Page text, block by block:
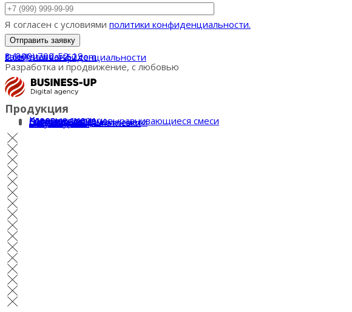
Я согласен с условиями политики конфиденциальности.
8 (800) 700-52-19
sale@standart62.com
Политика конфиденциальности
Разработка и продвижение, с любовью
Продукция
Клеевые смеси
Кладочные смеси
Ровнители и самовыравнивающиеся смеси
Система СФТК
Цветные кладочные смеси
Штукатурки и шпатлевки
Пескобетоны